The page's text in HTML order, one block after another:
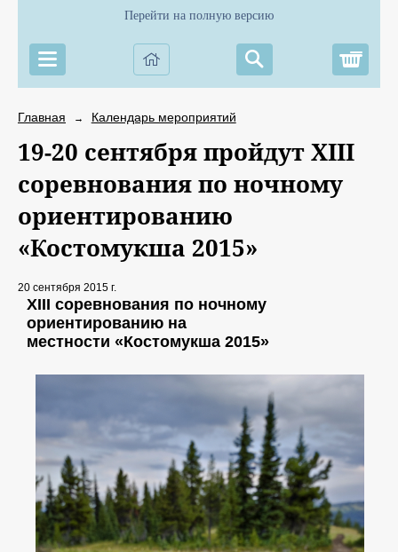
Перейти на полную версию
Главная → Календарь мероприятий
19-20 сентября пройдут XIII
соревнования по ночному
ориентированию
«Костомукша 2015»
20 сентября 2015 г.
XIII соревнования по ночному
ориентированию на
местности «Костомукша 2015»